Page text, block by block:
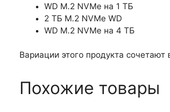
WD M.2 NVMe на 1 ТБ
2 ТБ M.2 NVMe WD
WD M.2 NVMe на 4 ТБ
Вариации этого продукта
Похожие товары